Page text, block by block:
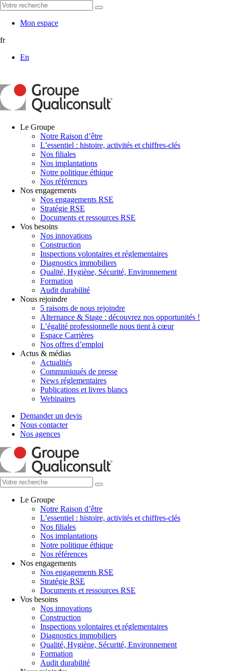
Mon espace
fr
En
Le Groupe
Notre Raison d’être
L’essentiel : histoire, activités et chiffres-clés
Nos filiales
Nos implantations
Notre politique éthique
Nos références
Nos engagements
Nos engagements RSE
Stratégie RSE
Documents et ressources RSE
Vos besoins
Nos innovations
Construction
Inspections volontaires et réglementaires
Diagnostics immobiliers
Qualité, Hygiène, Sécurité, Environnement
Formation
Audit durabilité
Nous rejoindre
5 raisons de nous rejoindre
Alternance & Stage : découvrez nos opportunités !
L’égalité professionnelle nous tient à cœur
Espace Carrières
Nos offres d’emploi
Actus & médias
Actualités
Communiqués de presse
News réglementaires
Publications et livres blancs
Webinaires
Demander un devis
Nous contacter
Nos agences
Le Groupe
Notre Raison d’être
L’essentiel : histoire, activités et chiffres-clés
Nos filiales
Nos implantations
Notre politique éthique
Nos références
Nos engagements
Nos engagements RSE
Stratégie RSE
Documents et ressources RSE
Vos besoins
Nos innovations
Construction
Inspections volontaires et réglementaires
Diagnostics immobiliers
Qualité, Hygiène, Sécurité, Environnement
Formation
Audit durabilité